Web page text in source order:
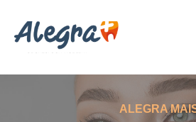
ALEGRA